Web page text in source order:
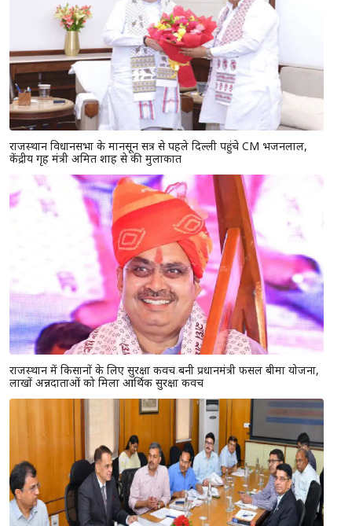
राजस्थान विधानसभा के मानसून सत्र से पहले दिल्ली पहुंचे CM भजनलाल,
केंद्रीय गृह मंत्री अमित शाह से की मुलाकात
राजस्थान में किसानों के लिए सुरक्षा कवच बनी प्रधानमंत्री फसल बीमा योजना,
लाखों अन्नदाताओं को मिला आर्थिक सुरक्षा कवच